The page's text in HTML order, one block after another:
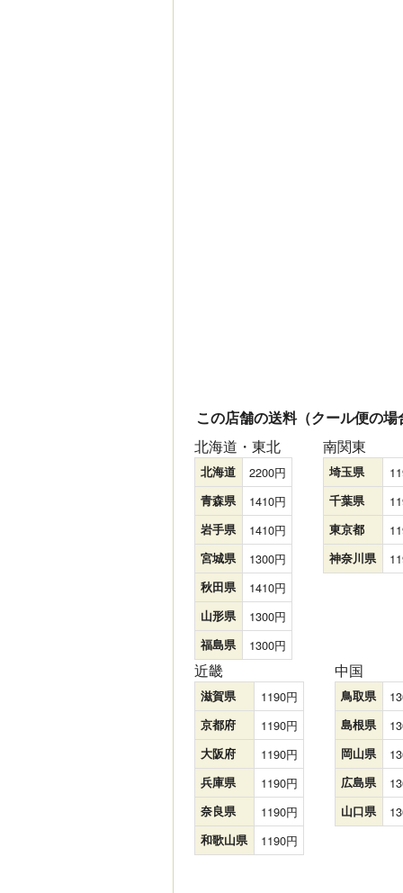
この店舗の送料（クール便の
北海道・東北
北海道 2200
青森県 1410
岩手県 1410
宮城県 1300
秋田県 1410
山形県 1300
福島県 1300
南関東
埼玉県
千葉県
東京都
神奈川県
近畿
滋賀県 1190
京都府 1190
大阪府 1190
兵庫県 1190
奈良県 1190
和歌山県 1190
中国
鳥取県
島根県
岡山県
広島県
山口県